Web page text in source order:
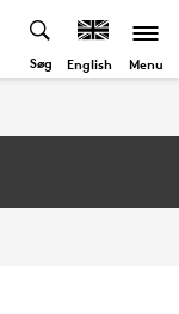
Søg English Menu